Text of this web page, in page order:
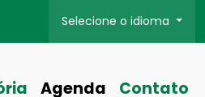
Selecione o idioma
Agenda Contato